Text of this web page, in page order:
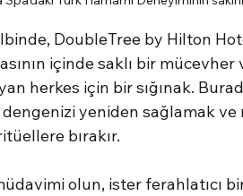
DoubleTree by Hilton
içinde saklı bir mücevher
herkes için bir sığınak.
yeniden sağlamak
bırakır.
olun, ister ferahlatıcı